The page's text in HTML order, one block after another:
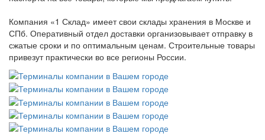
Компания «1 Склад» имеет свои склады хранения в Москве и
СПб. Оперативный отдел доставки организовывает отправку в
сжатые сроки и по оптимальным ценам. Строительные товары
привезут практически во все регионы России.